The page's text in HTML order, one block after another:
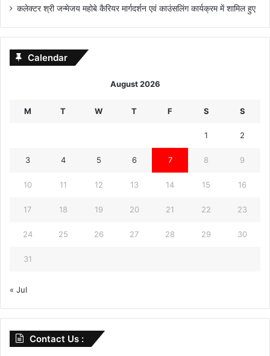
कलेक्टर श्री जन्मेजय महोबे कैरियर मार्गदर्शन एवं काउंसलिंग कार्यक्रम में शामिल हुए
Calendar
August 2026
M T W T F S S
1 2
3 4 5 6 7 8 9
10 11 12 13 14 15 16
17 18 19 20 21 22 23
24 25 26 27 28 29 30
31
« Jul
Contact Us :